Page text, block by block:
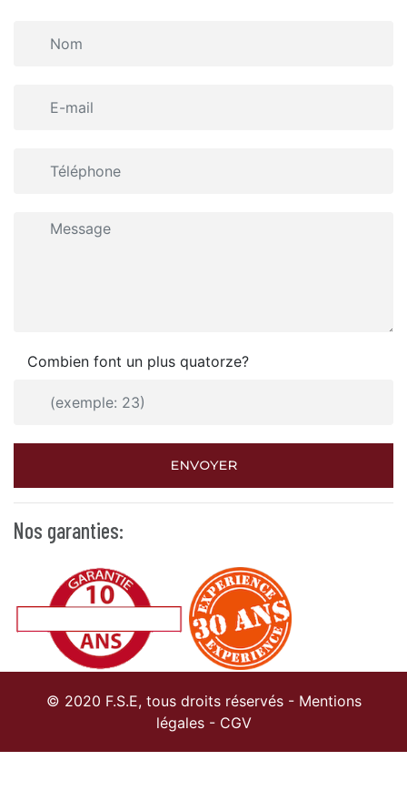
Combien font un plus quatorze?
ENVOYER
Nos garanties:
© 2020 F.S.E, tous droits réservés - Mentions
légales- CGV